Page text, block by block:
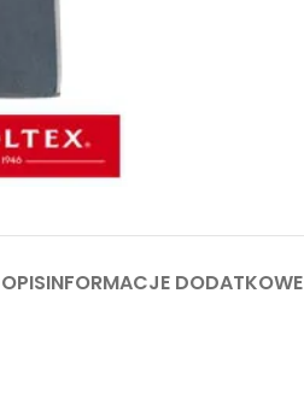
OPISINFORMACJE DODATKOWE